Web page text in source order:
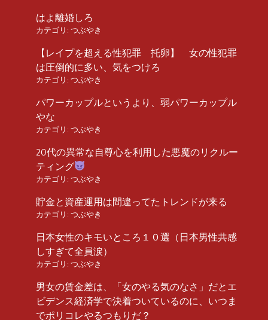
はよ離婚しろ
カテゴリ: つぶやき
【レイプを超える性犯罪 托卵】 女の性犯罪
は圧倒的に多い、気をつけろ
カテゴリ: つぶやき
パワーカップルというより、弱パワーカップル
やな
カテゴリ: つぶやき
20代の異常な自尊心を利用した悪魔のリクルー
ティング
カテゴリ: つぶやき
貯金と資産運用は間違ってたトレンドが来る
カテゴリ: つぶやき
日本女性のキモいところ１０選（日本男性共感
しすぎて全員涙）
カテゴリ: つぶやき
男女の賃金差は、「女のやる気のなさ」だとエ
ビデンス経済学で決着ついているのに、いつま
でポリコレやるつもりだ？